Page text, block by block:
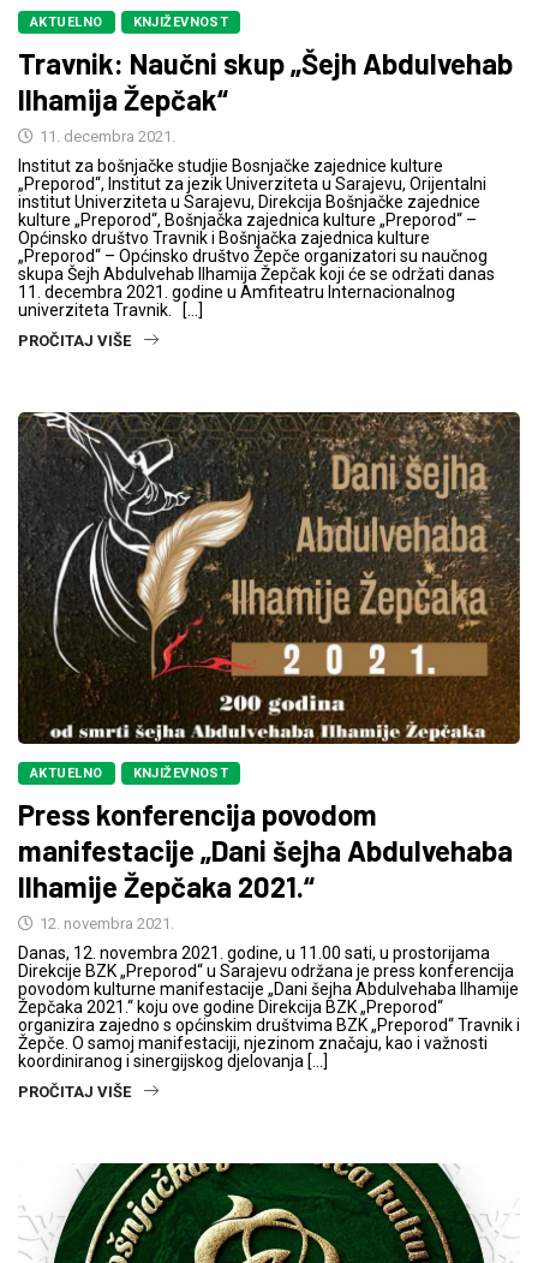
AKTUELNO KNJIŽEVNOST
Travnik: Naučni skup „Šejh Abdulvehab
Ilhamija Žepčak“
11. decembra 2021.
Institut za bošnjačke studjie Bosnjačke zajednice kulture
„Preporod“, Institut za jezik Univerziteta u Sarajevu, Orijentalni
institut Univerziteta u Sarajevu, Direkcija Bošnjačke zajednice
kulture „Preporod“, Bošnjačka zajednica kulture „Preporod“ –
Općinsko društvo Travnik i Bošnjačka zajednica kulture
„Preporod“ – Općinsko društvo Žepče organizatori su naučnog
skupa Šejh Abdulvehab Ilhamija Žepčak koji će se održati danas
11. decembra 2021. godine u Amfiteatru Internacionalnog
univerziteta Travnik. […]
PROČITAJ VIŠE
AKTUELNO KNJIŽEVNOST
Press konferencija povodom
manifestacije „Dani šejha Abdulvehaba
Ilhamije Žepčaka 2021.“
12. novembra 2021.
Danas, 12. novembra 2021. godine, u 11.00 sati, u prostorijama
Direkcije BZK „Preporod“ u Sarajevu održana je press konferencija
povodom kulturne manifestacije „Dani šejha Abdulvehaba Ilhamije
Žepčaka 2021.“ koju ove godine Direkcija BZK „Preporod“
organizira zajedno s općinskim društvima BZK „Preporod“ Travnik i
Žepče. O samoj manifestaciji, njezinom značaju, kao i važnosti
koordiniranog i sinergijskog djelovanja […]
PROČITAJ VIŠE